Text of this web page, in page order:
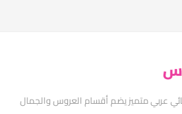
عربي متميز يضم أقسام العروس والجمال